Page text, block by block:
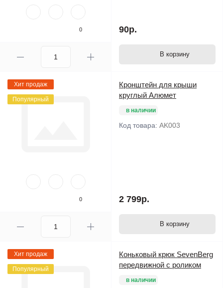
0 90р.
В корзину
Хит продаж
Популярный
0
Кронштейн для крыши
круглый Алюмет
в наличии
Код товара: AK003
2 799р.
В корзину
Хит продаж
Популярный
Коньковый крюк SevenBerg
передвижной с роликом
в наличии